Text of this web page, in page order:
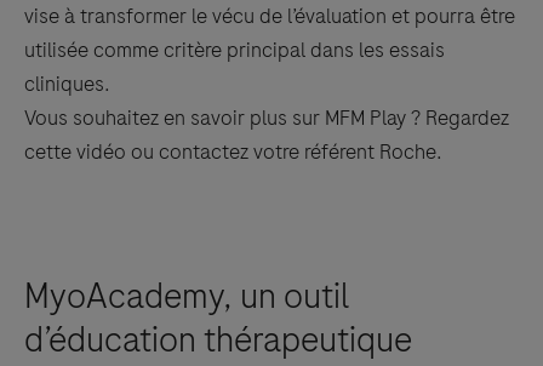
vise à transformer le vécu de l’évaluation et pourra être
utilisée comme critère principal dans les essais
cliniques.
Vous souhaitez en savoir plus sur MFM Play ? Regardez
cette vidéo ou contactez votre référent Roche.
Something went wrong
Try again
MyoAcademy, un outil
d’éducation thérapeutique